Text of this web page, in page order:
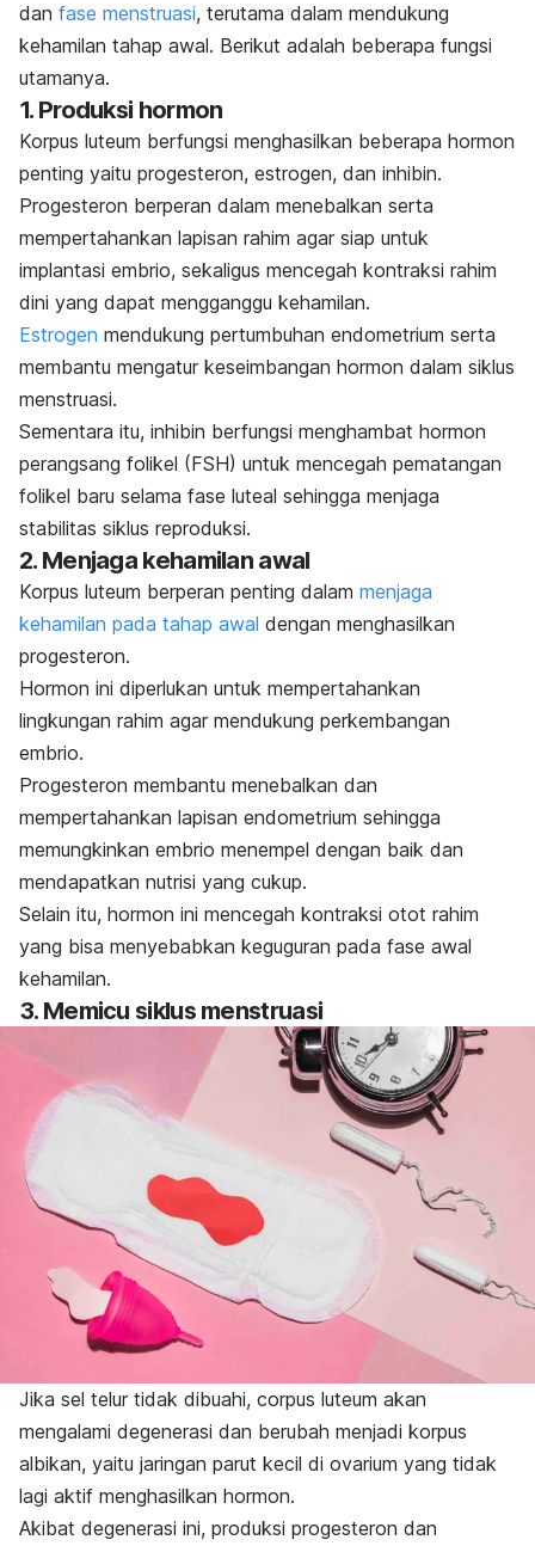
dan fase menstruasi, terutama dalam mendukung
kehamilan tahap awal. Berikut adalah beberapa fungsi
utamanya.
1. Produksi hormon
Korpus luteum berfungsi menghasilkan beberapa hormon
penting yaitu progesteron, estrogen, dan inhibin.
Progesteron berperan dalam menebalkan serta
mempertahankan lapisan rahim agar siap untuk
implantasi embrio, sekaligus mencegah kontraksi rahim
dini yang dapat mengganggu kehamilan.
Estrogen mendukung pertumbuhan endometrium serta
membantu mengatur keseimbangan hormon dalam siklus
menstruasi.
Sementara itu, inhibin berfungsi menghambat hormon
perangsang folikel (FSH) untuk mencegah pematangan
folikel baru selama fase luteal sehingga menjaga
stabilitas siklus reproduksi.
2. Menjaga kehamilan awal
Korpus luteum berperan penting dalam menjaga
kehamilan pada tahap awal dengan menghasilkan
progesteron.
Hormon ini diperlukan untuk mempertahankan
lingkungan rahim agar mendukung perkembangan
embrio.
Progesteron membantu menebalkan dan
mempertahankan lapisan endometrium sehingga
memungkinkan embrio menempel dengan baik dan
mendapatkan nutrisi yang cukup.
Selain itu, hormon ini mencegah kontraksi otot rahim
yang bisa menyebabkan keguguran pada fase awal
kehamilan.
3. Memicu siklus menstruasi
Jika sel telur tidak dibuahi, corpus luteum akan
mengalami degenerasi dan berubah menjadi korpus
albikan, yaitu jaringan parut kecil di ovarium yang tidak
lagi aktif menghasilkan hormon.
Akibat degenerasi ini, produksi progesteron dan